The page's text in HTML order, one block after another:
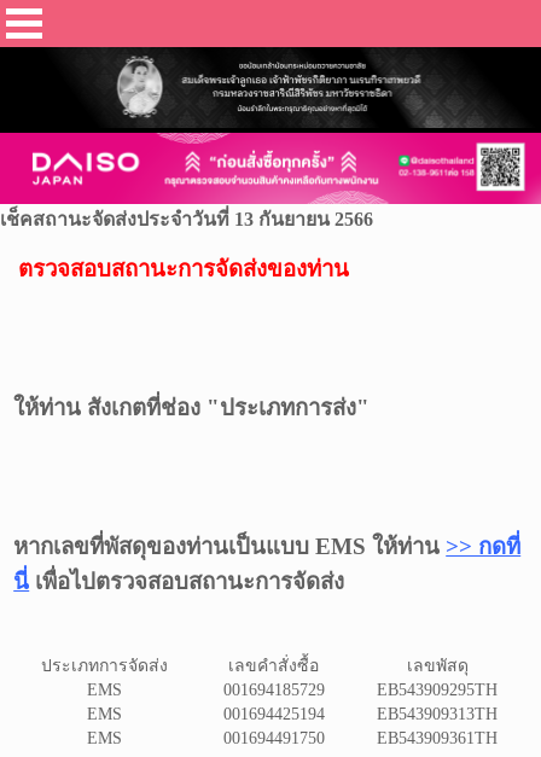
เช็คสถานะจัดส่งประจำวันที่ 13 กันยายน 2566
ตรวจสอบสถานะการจัดส่งของท่าน
ให้ท่าน สังเกตที่ช่อง "ประเภทการส่ง"
หากเลขที่พัสดุของท่านเป็นแบบ EMS ให้ท่าน >> กดที่
นี่ เพื่อไปตรวจสอบสถานะการจัดส่ง
ประเภทการจัดส่ง เลขคำสั่งซื้อ
เลขพัสดุ
EMS
001694185729
EB543909295TH
EMS
001694425194
EB543909313TH
EMS
001694491750 EB543909361TH